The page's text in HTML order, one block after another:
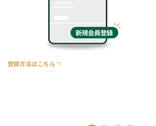
登録方法はこちら